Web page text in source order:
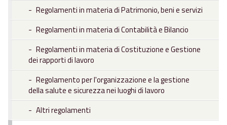
Regolamenti in materia di Patrimonio, beni e servizi
Regolamenti in materia di Contabilità e Bilancio
Regolamenti in materia di Costituzione e Gestione
dei rapporti di lavoro
Regolamento per l'organizzazione e la gestione
della salute e sicurezza nei luoghi di lavoro
Altri regolamenti